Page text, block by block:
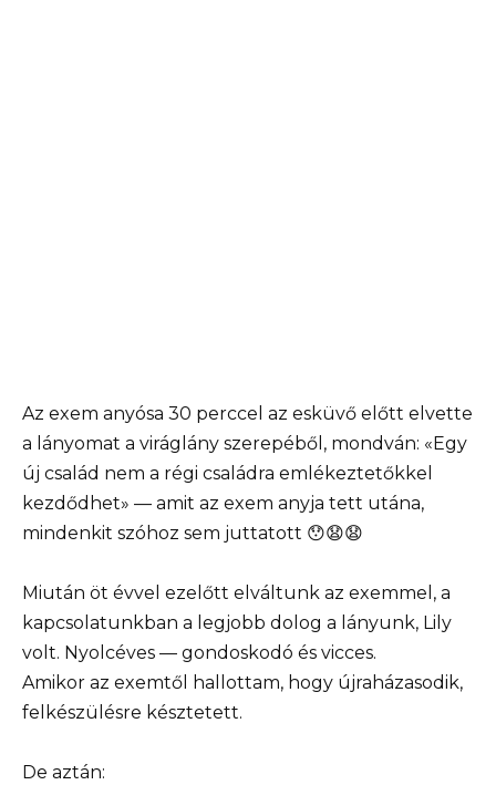
Az exem anyósa 30 perccel az esküvő előtt elvette
a lányomat a viráglány szerepéből, mondván: «Egy
új család nem a régi családra emlékeztetőkkel
kezdődhet» — amit az exem anyja tett utána,
mindenkit szóhoz sem juttatott 😯😧😧
Miután öt évvel ezelőtt elváltunk az exemmel, a
kapcsolatunkban a legjobb dolog a lányunk, Lily
volt. Nyolcéves — gondoskodó és vicces.
Amikor az exemtől hallottam, hogy újraházasodik,
felkészülésre késztetett.
De aztán: